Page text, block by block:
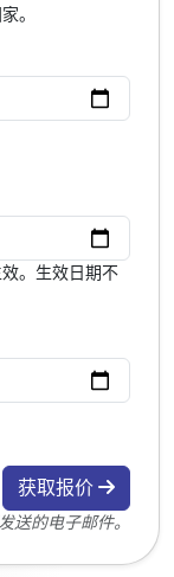
。
。生效日期不
获取报价
送的电子邮件。